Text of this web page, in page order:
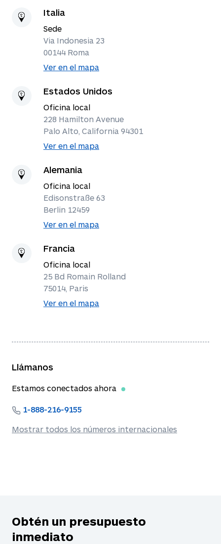
Italia
Sede
Via Indonesia 23
00144 Roma
Ver en el mapa
Estados Unidos
Oficina local
228 Hamilton Avenue
Palo Alto, California 94301
Ver en el mapa
Alemania
Oficina local
Edisonstraße 63
Berlin 12459
Ver en el mapa
Francia
Oficina local
25 Bd Romain Rolland
75014, Paris
Ver en el mapa
Llámanos
Estamos conectados ahora
1-888-216-9155
Mostrar todos los números internacionales
Obtén un presupuesto
inmediato